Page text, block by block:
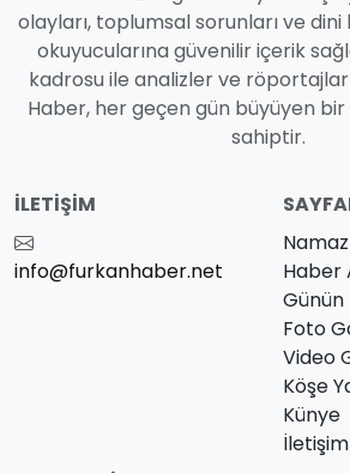
olayları, toplumsal sorunları ve
okuyucularına güvenilir içerik
kadrosu ile analizler ve
Haber, her geçen gün büyüyen
sahiptir.
İLETIŞIM
info@furkanhaber.net
Haber
Foto
Video
Köşe
Künye
İletişim